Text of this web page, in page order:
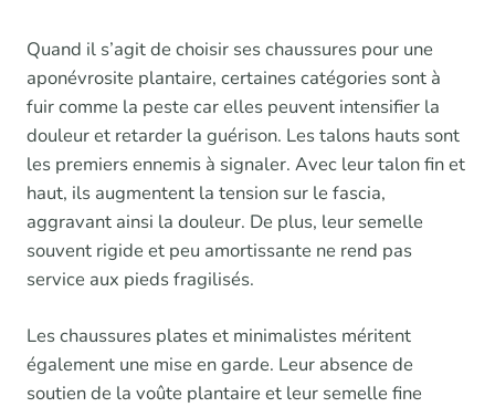
Quand il s’agit de choisir ses chaussures pour une
aponévrosite plantaire, certaines catégories sont à
fuir comme la peste car elles peuvent intensifier la
douleur et retarder la guérison. Les talons hauts sont
les premiers ennemis à signaler. Avec leur talon fin et
haut, ils augmentent la tension sur le fascia,
aggravant ainsi la douleur. De plus, leur semelle
souvent rigide et peu amortissante ne rend pas
service aux pieds fragilisés.
Les chaussures plates et minimalistes méritent
également une mise en garde. Leur absence de
soutien de la voûte plantaire et leur semelle fine